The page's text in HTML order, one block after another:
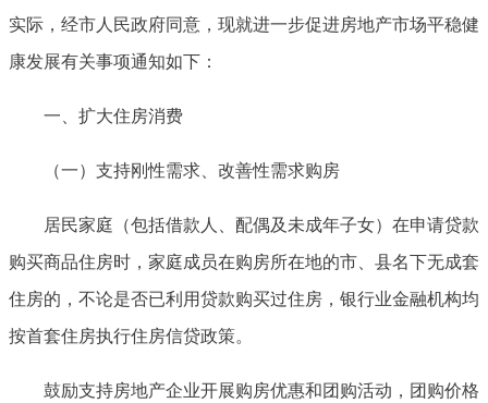
实际，经市人民政府同意，现就进一步促进房地产市场平稳健
康发展有关事项通知如下：
一、扩大住房消费
（一）支持刚性需求、改善性需求购房
居民家庭（包括借款人、配偶及未成年子女）在申请贷款
购买商品住房时，家庭成员在购房所在地的市、县名下无成套
住房的，不论是否已利用贷款购买过住房，银行业金融机构均
按首套住房执行住房信贷政策。
鼓励支持房地产企业开展购房优惠和团购活动，团购价格